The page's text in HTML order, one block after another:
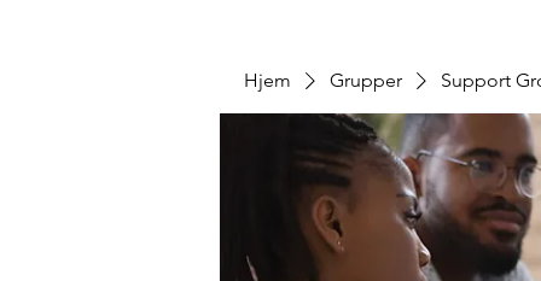
Hjem Grupper Support